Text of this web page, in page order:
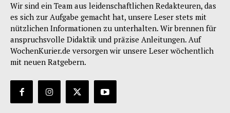
Wir sind ein Team aus leidenschaftlichen Redakteuren, das
es sich zur Aufgabe gemacht hat, unsere Leser stets mit
nützlichen Informationen zu unterhalten. Wir brennen für
anspruchsvolle Didaktik und präzise Anleitungen. Auf
WochenKurier.de versorgen wir unsere Leser wöchentlich
mit neuen Ratgebern.